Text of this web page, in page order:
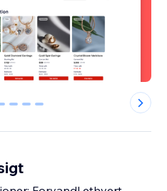
3 4 5